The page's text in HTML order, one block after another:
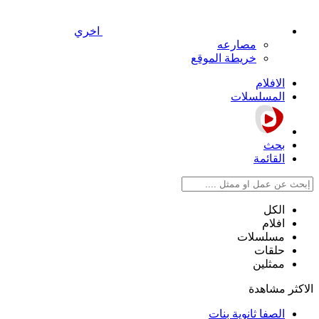
اخري
مصارعه
خريطة الموقع
الافلام
المسلسلات
بحث
القائمة
الكل
افلام
مسلسلات
حلقات
ممثلين
الاكثر مشاهدة
الصفا ثانوية بنات